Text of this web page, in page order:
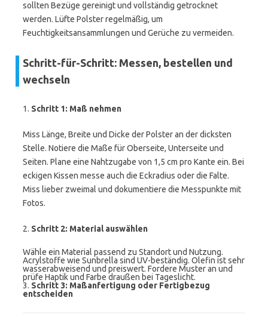
sollten Bezüge gereinigt und vollständig getrocknet
werden. Lüfte Polster regelmäßig, um
Feuchtigkeitsansammlungen und Gerüche zu vermeiden.
Schritt-für-Schritt: Messen, bestellen und
wechseln
1. Schritt 1: Maß nehmen
Miss Länge, Breite und Dicke der Polster an der dicksten
Stelle. Notiere die Maße für Oberseite, Unterseite und
Seiten. Plane eine Nahtzugabe von 1,5 cm pro Kante ein. Bei
eckigen Kissen messe auch die Eckradius oder die Falte.
Miss lieber zweimal und dokumentiere die Messpunkte mit
Fotos.
2. Schritt 2: Material auswählen
Wähle ein Material passend zu Standort und Nutzung.
Acrylstoffe wie Sunbrella sind UV-beständig. Olefin ist sehr
wasserabweisend und preiswert. Fordere Muster an und
prüfe Haptik und Farbe draußen bei Tageslicht.
3. Schritt 3: Maßanfertigung oder Fertigbezug
entscheiden